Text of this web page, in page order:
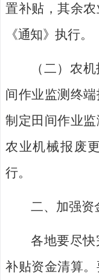
置补贴，其余
《通知》执行。
（二）农机
间作业监测终
制定田间作业
农业机械报废
行。
二、加强资
各地要尽快
补贴资金清算。